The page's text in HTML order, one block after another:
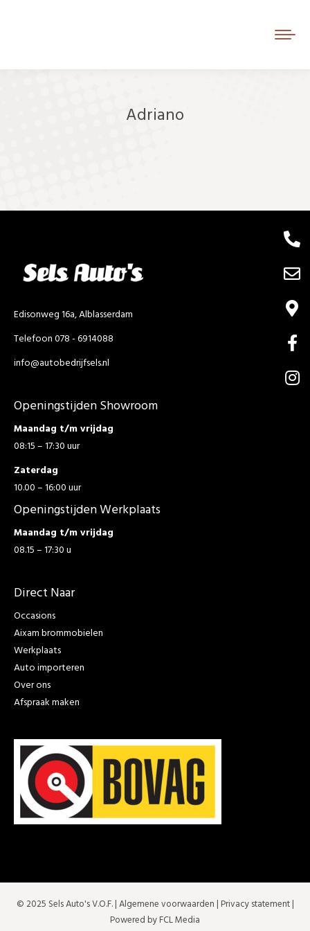
Adriano
Edisonweg 16a, Alblasserdam
Telefoon 078 - 6914088
info@autobedrijfsels.nl
Openingstijden Showroom
Maandag t/m vrijdag
08:15 – 17:30 uur
Zaterdag
10.00 – 16:00 uur
Openingstijden Werkplaats
Maandag t/m vrijdag
08.15 – 17:30 u
Direct Naar
Occasions
Aixam brommobielen
Werkplaats
Auto importeren
Over ons
Afspraak maken
© 2025 Sels Auto's V.O.F. |Algemene voorwaarden | Privacy statement|
Powered by FCL Media